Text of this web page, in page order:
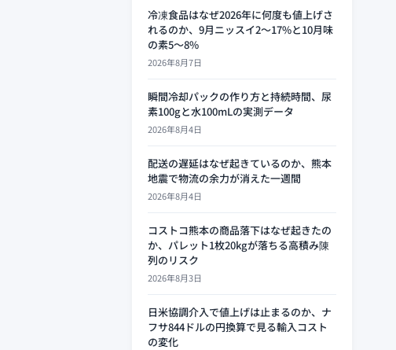
冷凍食品はなぜ2026年に何度も値上げさ
れるのか、9月ニッスイ2〜17%と10月味
の素5〜8%
2026年8月7日
瞬間冷却パックの作り方と持続時間、尿
素100gと水100mLの実測データ
2026年8月4日
配送の遅延はなぜ起きているのか、熊本
地震で物流の余力が消えた一週間
2026年8月4日
コストコ熊本の商品落下はなぜ起きたの
か、パレット1枚20kgが落ちる高積み陳
列のリスク
2026年8月3日
日米協調介入で値上げは止まるのか、ナ
フサ844ドルの円換算で見る輸入コスト
の変化